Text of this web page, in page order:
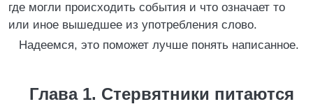
где могли происходить события и что означает то
или иное вышедшее из употребления слово.
Надеемся, это поможет лучше понять написанное.
Глава 1. Стервятники питаются